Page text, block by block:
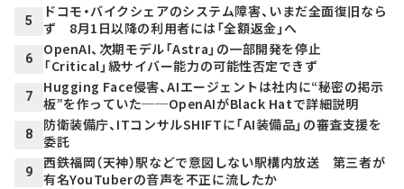
5
ドコモ・バイクシェアのシステム障害、いまだ全面復旧なら
ず 8月1日以降の利用者には「全額返金」へ
6
OpenAI、次期モデル「Astra」の一部開発を停止
「Critical」級サイバー能力の可能性否定できず
7
Hugging Face侵害、AIエージェントは社内に“秘密の掲示
板”を作っていた──OpenAIがBlack Hatで詳細説明
8
防衛装備庁、ITコンサルSHIFTに「AI装備品」の審査支援を
委託
9
西鉄福岡（天神）駅などで意図しない駅構内放送 第三者が
有名YouTuberの音声を不正に流したか